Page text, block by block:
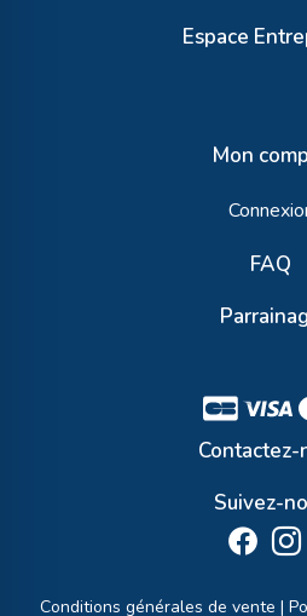
Espace
Mon
FAQ
Contactez-
Suivez-
Conditions générales de vente |